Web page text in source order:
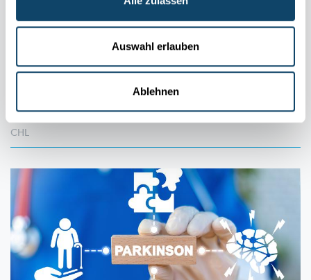
Auswahl erlauben
Ablehnen
Volkskrankheit Diabetes – das unterschätzte
Zuckerkrankheit,Tendenz stark steigend. Für Betroffene ist
Diabetes eine tägliche Belastung, für die Medizin ein
CHL